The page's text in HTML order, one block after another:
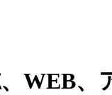
WEB